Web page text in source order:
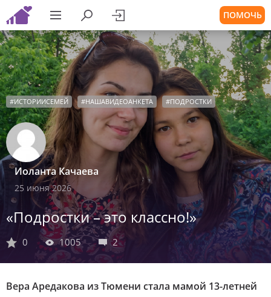
ПОМОЧЬ
#ИСТОРИИСЕМЕЙ #НАШАВИДЕОАНКЕТА #ПОДРОСТКИ
Иоланта Качаева
25 июня 2026
«Подростки – это классно!»
0 1005 2
Вера Аредакова из Тюмени стала мамой 13-летней